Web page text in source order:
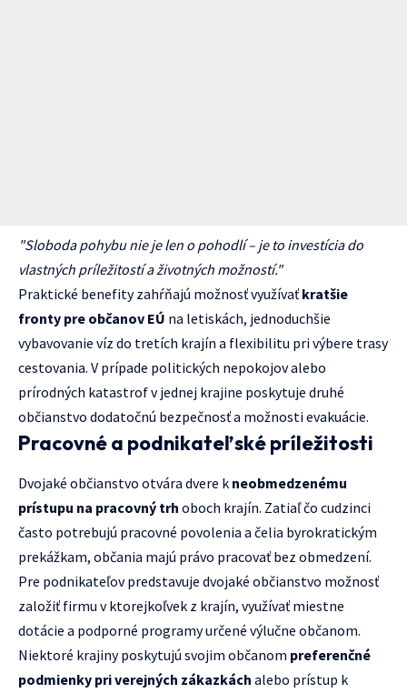
"Sloboda pohybu nie je len o pohodlí – je to investícia do
vlastných príležitostí a životných možností."
Praktické benefity zahŕňajú možnosť využívať kratšie
fronty pre občanov EÚ na letiskách, jednoduchšie
vybavovanie víz do tretích krajín a flexibilitu pri výbere trasy
cestovania. V prípade politických nepokojov alebo
prírodných katastrof v jednej krajine poskytuje druhé
občianstvo dodatočnú bezpečnosť a možnosti evakuácie.
Pracovné a podnikateľské príležitosti
Dvojaké občianstvo otvára dvere k neobmedzenému
prístupu na pracovný trh oboch krajín. Zatiaľ čo cudzinci
často potrebujú pracovné povolenia a čelia byrokratickým
prekážkam, občania majú právo pracovať bez obmedzení.
Pre podnikateľov predstavuje dvojaké občianstvo možnosť
založiť firmu v ktorejkoľvek z krajín, využívať miestne
dotácie a podporné programy určené výlučne občanom.
Niektoré krajiny poskytujú svojim občanom preferenčné
podmienky pri verejných zákazkách alebo prístup k